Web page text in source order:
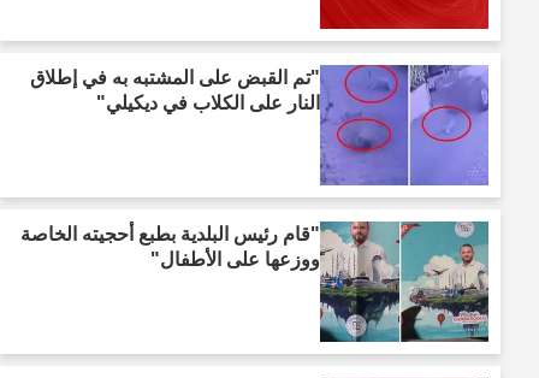
"تم القبض على المشتبه به في إطلاق
النار على الكلاب في ديكيلي"
"قام رئيس البلدية بطبع أحجيته الخاصة
ووزعها على الأطفال"